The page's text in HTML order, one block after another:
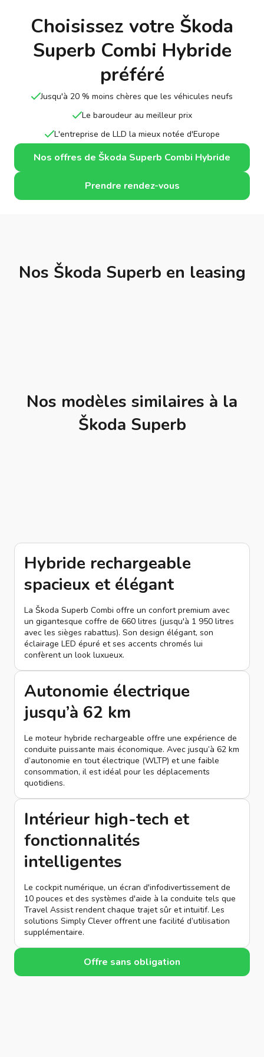
Choisissez votre Škoda
Superb Combi Hybride
préféré
Jusqu'à 20 % moins chères que les véhicules neufs
Le baroudeur au meilleur prix
L'entreprise de LLD la mieux notée d'Europe
Nos offres de Škoda Superb Combi Hybride
Prendre rendez-vous
Nos Škoda Superb en leasing
Nos modèles similaires à la
Škoda Superb
Hybride rechargeable
spacieux et élégant
La Škoda Superb Combi offre un confort premium avec
un gigantesque coffre de 660 litres (jusqu'à 1 950 litres
avec les sièges rabattus). Son design élégant, son
éclairage LED épuré et ses accents chromés lui
confèrent un look luxueux.
Autonomie électrique
jusqu’à 62 km
Le moteur hybride rechargeable offre une expérience de
conduite puissante mais économique. Avec jusqu’à 62 km
d’autonomie en tout électrique (WLTP) et une faible
consommation, il est idéal pour les déplacements
quotidiens.
Intérieur high-tech et
fonctionnalités
intelligentes
Le cockpit numérique, un écran d'infodivertissement de
10 pouces et des systèmes d'aide à la conduite tels que
Travel Assist rendent chaque trajet sûr et intuitif. Les
solutions Simply Clever offrent une facilité d’utilisation
supplémentaire.
Offre sans obligation